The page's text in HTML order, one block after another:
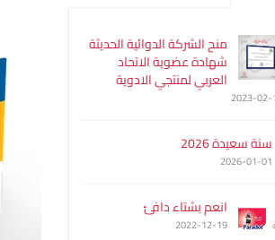
منح الشركة الدوائية الحديثة
شهادة عضوية الاتحاد
العربي لمنتجي الادوية
2023-02-
سنة سعيدة 2026
2026-01-01
انعم بشتاء دافئ
2022-12-19